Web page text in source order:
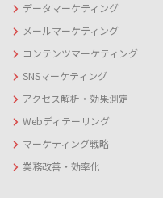
データマーケティング
メールマーケティング
コンテンツマーケティング
SNSマーケティング
アクセス解析・効果測定
Webディテーリング
マーケティング戦略
業務改善・効率化